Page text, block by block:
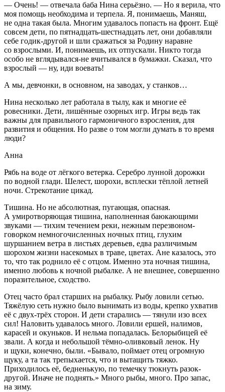
— Очень! — отвечала баба Нина серьёзно. — Но я верила, что
моя помощь необходима и терпела. Я, понимаешь, Маняш,
не одна такая была. Многим удавалось попасть на фронт. Ещё
совсем дети, по пятнадцать-шестнадцать лет, они добавляли
себе годик-другой и шли сражаться за Родину наравне
со взрослыми. И, понимаешь, их отпускали. Никто тогда
особо не вглядывался-не вчитывался в бумажки. Сказал, что
взрослый — ну, иди воевать!
А мы, девчонки, в основном, на заводах, у станков…
Нина несколько лет работала в тылу, как и многие её
ровесники. Дети, лишённые озорных игр. Игры ведь так
важны для правильного гармоничного взросления, для
развития и общения. Но разве о том могли думать в то время
люди?
Анна
Рябь на воде от лёгкого ветерка. Серебро лунной дорожки
по водной глади. Шелест, шорохи, всплески тёплой летней
ночи. Стрекотание цикад.
Тишина. Но не абсолютная, пугающая, опасная.
А умиротворяющая тишина, наполненная баюкающими
звуками — тихим течением реки, нежным перезвоном-
говорком немногочисленных ночных птиц, глухим
шуршанием ветра в листьях деревьев, едва различимым
шорохом жизни насекомых в траве, цветах. Ане казалось, это
то, что так роднило её с отцом. Именно эта ночная тишина,
именно любовь к ночной рыбалке. А не внешнее, совершенно
поразительное, сходство.
Отец часто брал старших на рыбалку. Рыбу ловили сетью.
Тяжёлую сеть нужно было вынимать из воды, крепко ухватив
её с двух-трёх сторон. И дети старались — тянули изо всех
сил! Наловить удавалось много. Ловили ершей, налимов,
карасей и окуньков. И нельма попадалась. Белорыбицей её
звали. А когда и небольшой тёмно-оливковый ленок. Ну
и щуки, конечно, были. «Бывало, поймает отец огромную
щуку, а та так трепыхается, что и вытащить тяжко.
Приходилось её, бедненькую, по темечку тюкнуть разок-
другой. Иначе не поднять.» Много рыбы, много. Про запас,
на зиму.